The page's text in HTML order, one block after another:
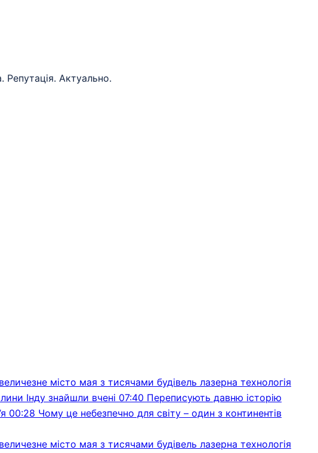
Актуально.
місто мая з тисячами будівель лазерна технологія
Інду знайшли вчені 07:40 Переписують давню історію
00:28 Чому це небезпечно для світу – один з континентів
місто мая з тисячами будівель лазерна технологія